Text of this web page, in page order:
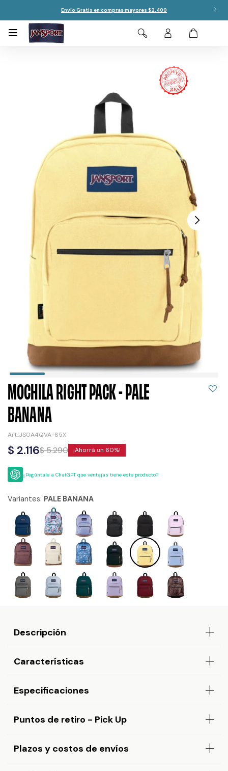
Envío Gratis en compras mayores $2.400

MOCHILA RIGHT PACK - PALE
BANANA
JS0A4QVA-85X
$ 2.116$5.290 60
¿Pegúntale a ChatGPT que ventajas tiene este producto?
Variantes: PALE BANANA
Descripción
Características
Especificaciones
Puntos de retiro - Pick Up
Plazos y costos de envíos